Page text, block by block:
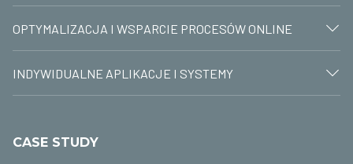
OPTYMALIZACJA I WSPARCIE PROCESÓW ONLINE
INDYWIDUALNE APLIKACJE I SYSTEMY
CASE STUDY